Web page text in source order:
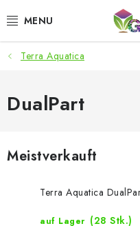
Inhalt
ANGEBOTE
LED PFLANZENLAMPEN
MICROGREENS
Terra Aquatica
DualPart
Meistverkauft
Terra Aquatica
auf Lager (28 Stk.)